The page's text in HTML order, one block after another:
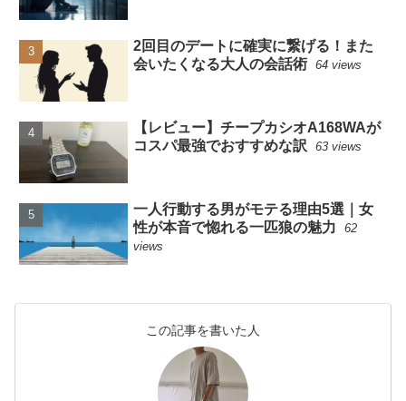
2回目のデートに確実に繋げる！また
会いたくなる大人の会話術
64 views
【レビュー】チープカシオA168WAが
コスパ最強でおすすめな訳
63 views
一人行動する男がモテる理由5選｜女
性が本音で惚れる一匹狼の魅力
62
views
この記事を書いた人